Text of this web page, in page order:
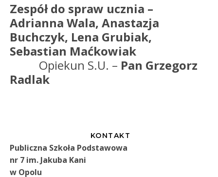
Zespół do spraw ucznia –
Adrianna Wala, Anastazja
Buchczyk, Lena Grubiak,
Sebastian Maćkowiak
Opiekun S.U. – Pan Grzegorz
Radlak
KONTAKT
Publiczna Szkoła Podstawowa
nr 7 im. Jakuba Kani
w Opolu